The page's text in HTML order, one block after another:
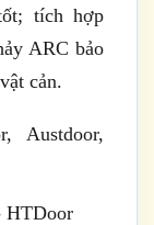
tích hợp
ARC bảo
cản.
Austdoor,
HTDoor